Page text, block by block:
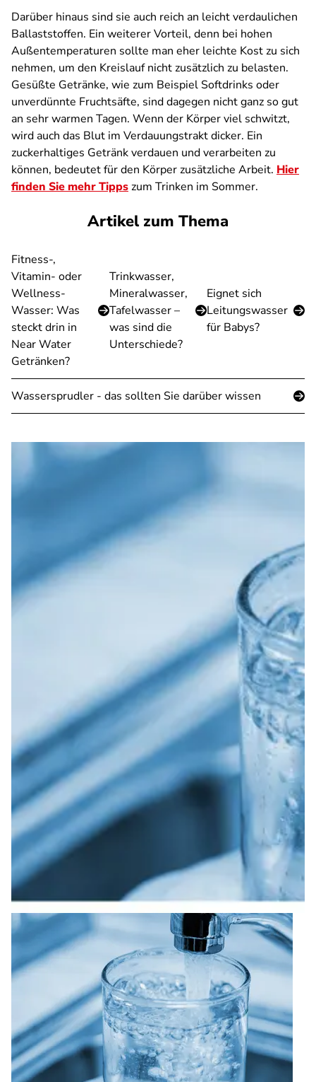
Darüber hinaus sind sie auch reich an leicht verdaulichen
Ballaststoffen. Ein weiterer Vorteil, denn bei hohen
Außentemperaturen sollte man eher leichte Kost zu sich
nehmen, um den Kreislauf nicht zusätzlich zu belasten.
Gesüßte Getränke, wie zum Beispiel Softdrinks oder
unverdünnte Fruchtsäfte, sind dagegen nicht ganz so gut
an sehr warmen Tagen. Wenn der Körper viel schwitzt,
wird auch das Blut im Verdauungstrakt dicker. Ein
zuckerhaltiges Getränk verdauen und verarbeiten zu
können, bedeutet für den Körper zusätzliche Arbeit. Hier
finden Sie mehr Tippszum Trinken im Sommer.
Artikel zum Thema
Fitness-,
Vitamin- oder
Wellness-
Wasser: Was
steckt drin in
Near Water
Getränken?
Trinkwasser,
Mineralwasser,
Tafelwasser –
was sind die
Unterschiede?
Eignet sich
Leitungswasser
für Babys?
Wassersprudler - das sollten Sie darüber wissen